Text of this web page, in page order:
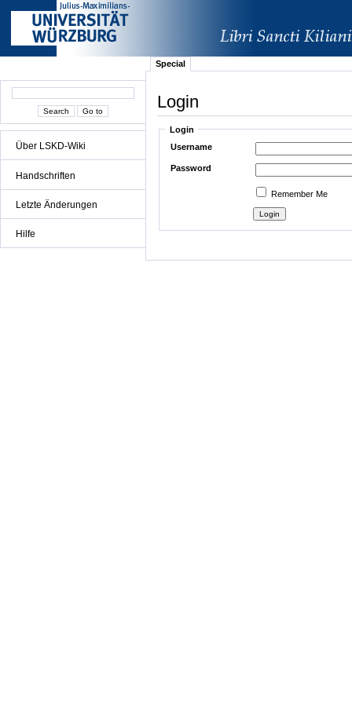
Über LSKD-Wiki
Handschriften
Letzte Änderungen
Hilfe
Special
Login
Login
Username
Password
Remember Me